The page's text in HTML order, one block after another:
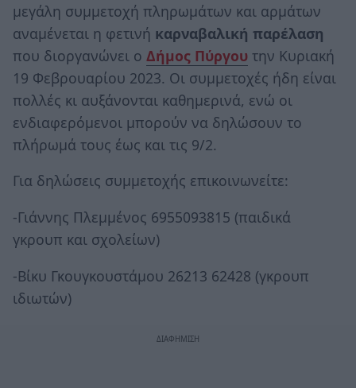
μεγάλη συμμετοχή πληρωμάτων και αρμάτων
αναμένεται η φετινή καρναβαλική παρέλαση
που διοργανώνει ο Δήμος Πύργου την Κυριακή
19 Φεβρουαρίου 2023. Οι συμμετοχές ήδη είναι
πολλές κι αυξάνονται καθημερινά, ενώ οι
ενδιαφερόμενοι μπορούν να δηλώσουν το
πλήρωμά τους έως και τις 9/2.
Για δηλώσεις συμμετοχής επικοινωνείτε:
-Γιάννης Πλεμμένος 6955093815 (παιδικά
γκρουπ και σχολείων)
-Βίκυ Γκουγκουστάμου 26213 62428 (γκρουπ
ιδιωτών)